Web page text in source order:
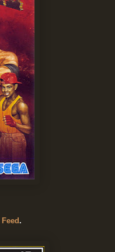
Feed.